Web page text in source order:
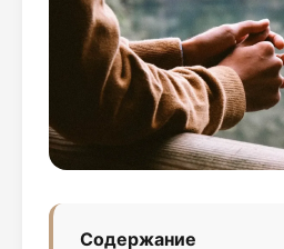
Содержание